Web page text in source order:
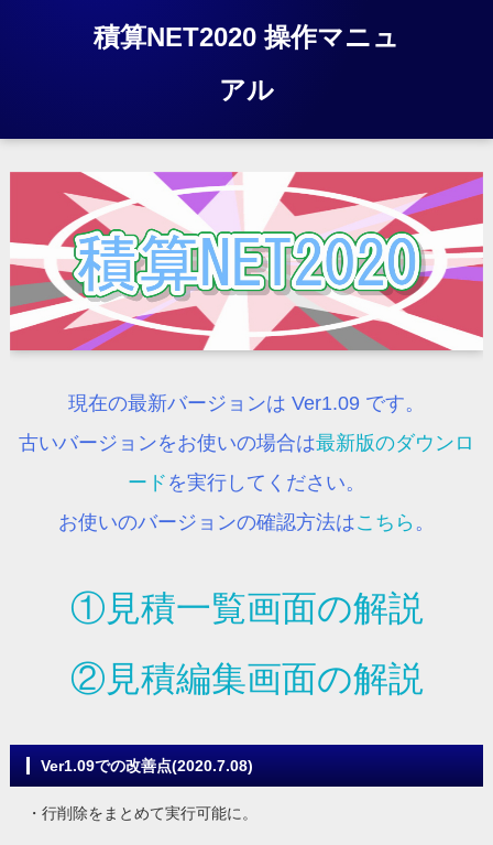
積算NET2020 操作マニュ
アル
現在の最新バージョンは Ver1.09 です。
古いバージョンをお使いの場合は最新版のダウンロ
ード を実行してください。
お使いのバージョンの確認方法はこちら 。
①見積一覧画面の解説
②見積編集画面の解説
Ver1.09での改善点(2020.7.08)
・行削除をまとめて実行可能に。